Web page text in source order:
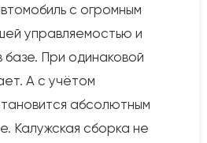
с огромным
управляемостью и
базе. При одинаковой
А с учётом
абсолютным
Калужская сборка не